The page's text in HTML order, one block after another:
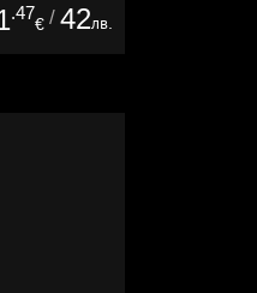
.47
€ / 42лв.